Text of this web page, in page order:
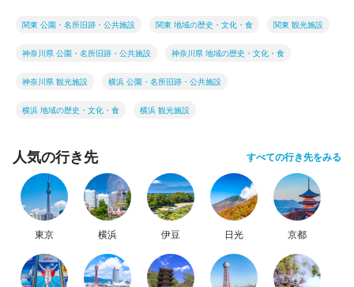
関東 公園・名所旧跡・公共施設 関東 地域の歴史・文化・食 関東 観光施設
神奈川県 公園・名所旧跡・公共施設 神奈川県 地域の歴史・文化・食
神奈川県 観光施設 横浜 公園・名所旧跡・公共施設
横浜 地域の歴史・文化・食 横浜 観光施設
人気の行き先 すべての行き先をみる
東京 横浜 伊豆 日光 京都